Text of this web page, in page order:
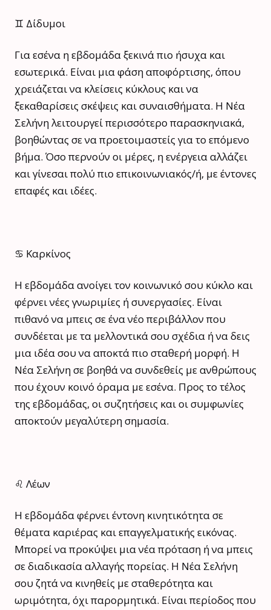
♊ Δίδυμοι
Για εσένα η εβδομάδα ξεκινά πιο ήσυχα και
εσωτερικά. Είναι μια φάση αποφόρτισης, όπου
χρειάζεται να κλείσεις κύκλους και να
ξεκαθαρίσεις σκέψεις και συναισθήματα. Η Νέα
Σελήνη λειτουργεί περισσότερο παρασκηνιακά,
βοηθώντας σε να προετοιμαστείς για το επόμενο
βήμα. Όσο περνούν οι μέρες, η ενέργεια αλλάζει
και γίνεσαι πολύ πιο επικοινωνιακός/ή, με έντονες
επαφές και ιδέες.
♋ Καρκίνος
Η εβδομάδα ανοίγει τον κοινωνικό σου κύκλο και
φέρνει νέες γνωριμίες ή συνεργασίες. Είναι
πιθανό να μπεις σε ένα νέο περιβάλλον που
συνδέεται με τα μελλοντικά σου σχέδια ή να δεις
μια ιδέα σου να αποκτά πιο σταθερή μορφή. Η
Νέα Σελήνη σε βοηθά να συνδεθείς με ανθρώπους
που έχουν κοινό όραμα με εσένα. Προς το τέλος
της εβδομάδας, οι συζητήσεις και οι συμφωνίες
αποκτούν μεγαλύτερη σημασία.
♌ Λέων
Η εβδομάδα φέρνει έντονη κινητικότητα σε
θέματα καριέρας και επαγγελματικής εικόνας.
Μπορεί να προκύψει μια νέα πρόταση ή να μπεις
σε διαδικασία αλλαγής πορείας. Η Νέα Σελήνη
σου ζητά να κινηθείς με σταθερότητα και
ωριμότητα, όχι παρορμητικά. Είναι περίοδος που